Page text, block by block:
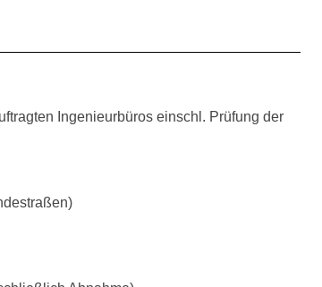
Ingenieurbüros einschl. Prüfung der